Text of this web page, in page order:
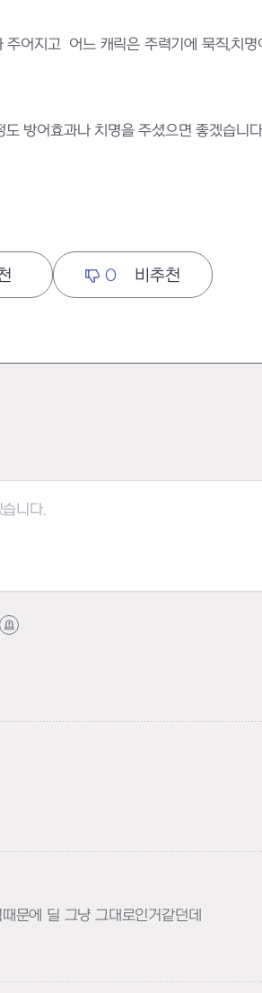
어지고 어느 캐릭은 주력기에 묵직,치
방어효과나 치명을 주셨으면 좋겠습니
0 비추천
신고하기
고하기
기
문에 딜 그냥 그대로인거같던데